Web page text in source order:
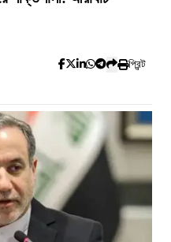
প্রিন্ট